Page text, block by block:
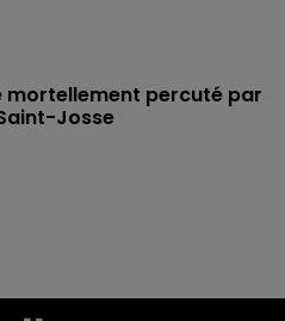
mortellement percuté par
Josse